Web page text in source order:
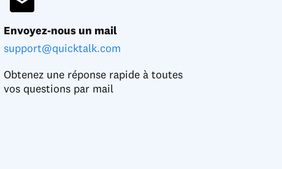
Envoyez-nous un mail
support@quicktalk.com
Obtenez une réponse rapide à toutes
vos questions par mail